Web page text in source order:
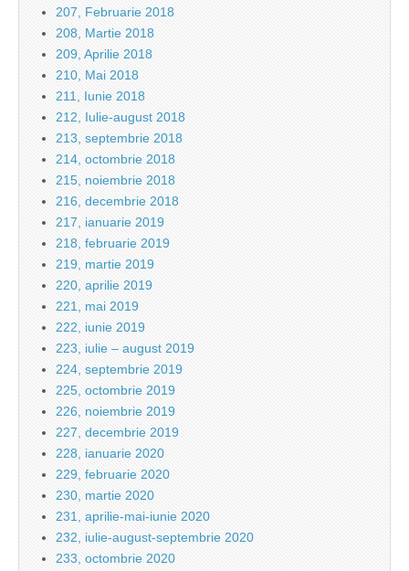
207, Februarie 2018
208, Martie 2018
209, Aprilie 2018
210, Mai 2018
211, Iunie 2018
212, Iulie-august 2018
213, septembrie 2018
214, octombrie 2018
215, noiembrie 2018
216, decembrie 2018
217, ianuarie 2019
218, februarie 2019
219, martie 2019
220, aprilie 2019
221, mai 2019
222, iunie 2019
223, iulie – august 2019
224, septembrie 2019
225, octombrie 2019
226, noiembrie 2019
227, decembrie 2019
228, ianuarie 2020
229, februarie 2020
230, martie 2020
231, aprilie-mai-iunie 2020
232, iulie-august-septembrie 2020
233, octombrie 2020